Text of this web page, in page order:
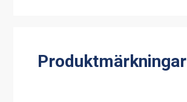
Produktmärkningar